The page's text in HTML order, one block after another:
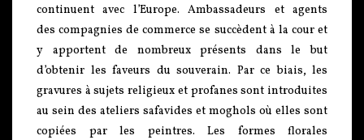
continuent avec l’Europe. Ambassadeurs et agents
des compagnies de commerce se succèdent à la cour et
y apportent de nombreux présents dans le but
d’obtenir les faveurs du souverain. Par ce biais, les
gravures à sujets religieux et profanes sont introduites
au sein des ateliers safavides et moghols où elles sont
copiées par les peintres. Les formes florales